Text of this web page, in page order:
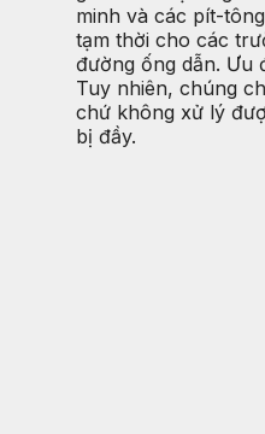
minh và các pít-
tạm thời cho các
đường ống dẫn. Ưu
Tuy nhiên, chúng
chứ không xử lý
bị đầy.